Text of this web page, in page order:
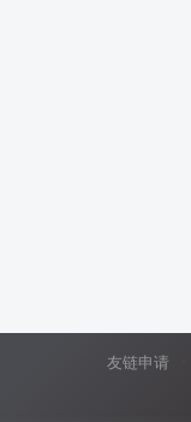
友链申请